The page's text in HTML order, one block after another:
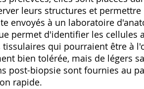
leurs structures et
envoyés à un laboratoire
permet d'identifier les cellules
qui pourraient être à
bien tolérée‚ mais de légers
post-biopsie sont fournies au
rapide.